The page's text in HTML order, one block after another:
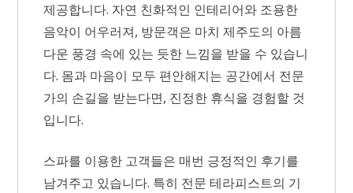
제공합니다. 자연 친화적인 인테리어와 조용한
음악이 어우러져, 방문객은 마치 제주도의 아름
다운 풍경 속에 있는 듯한 느낌을 받을 수 있습니
다. 몸과 마음이 모두 편안해지는 공간에서 전문
가의 손길을 받는다면, 진정한 휴식을 경험할 것
입니다.
스파를 이용한 고객들은 매번 긍정적인 후기를
남겨주고 있습니다. 특히 전문 테라피스트의 기